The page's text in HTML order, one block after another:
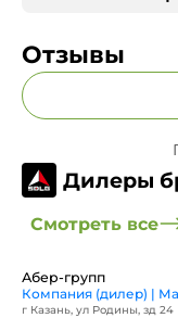
Отзывы
Дилеры
Смотреть все
Абер-групп
Компания (дилер) |
г Казань, ул Родины, зд 24